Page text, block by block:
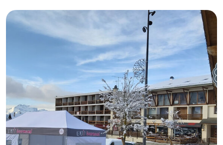
RANDONNÉES
ORGANISER SON SÉJOUR
GB
IT